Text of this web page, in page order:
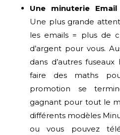
Une minuterie
Une plus grande
les emails = plus de
d’argent pour vous.
dans d’autres
faire des maths
promotion se
gagnant pour tout le
différents modèles
ou vous pouvez